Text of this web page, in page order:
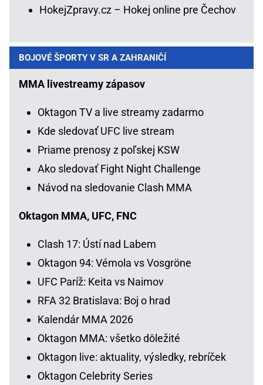
HokejZpravy.cz – Hokej online pre Čechov
BOJOVÉ ŠPORTY V SR A ZAHRANIČÍ
MMA livestreamy zápasov
Oktagon TV a live streamy zadarmo
Kde sledovať UFC live stream
Priame prenosy z poľskej KSW
Ako sledovať Fight Night Challenge
Návod na sledovanie Clash MMA
Oktagon MMA, UFC, FNC
Clash 17: Ústí nad Labem
Oktagon 94: Vémola vs Vosgröne
UFC Paríž: Keita vs Naimov
RFA 32 Bratislava: Boj o hrad
Kalendár MMA 2026
Oktagon MMA: všetko dôležité
Oktagon live: aktuality, výsledky, rebríček
Oktagon Celebrity Series